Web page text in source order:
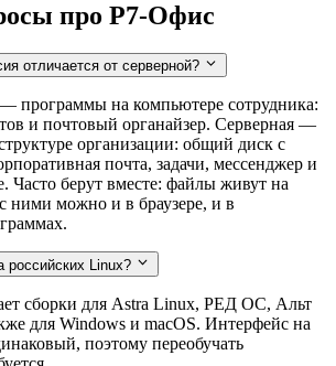
про Р7-Офис
отличается от серверной?
программы на компьютере сотрудника:
и почтовый органайзер. Серверная —
организации: общий диск с
почта, задачи, мессенджер и
Часто берут вместе: файлы живут на
с ними можно и в браузере, и в
Linux?
сборки для Astra Linux, РЕД ОС, Альт
для Windows и macOS. Интерфейс на
поэтому переобучать